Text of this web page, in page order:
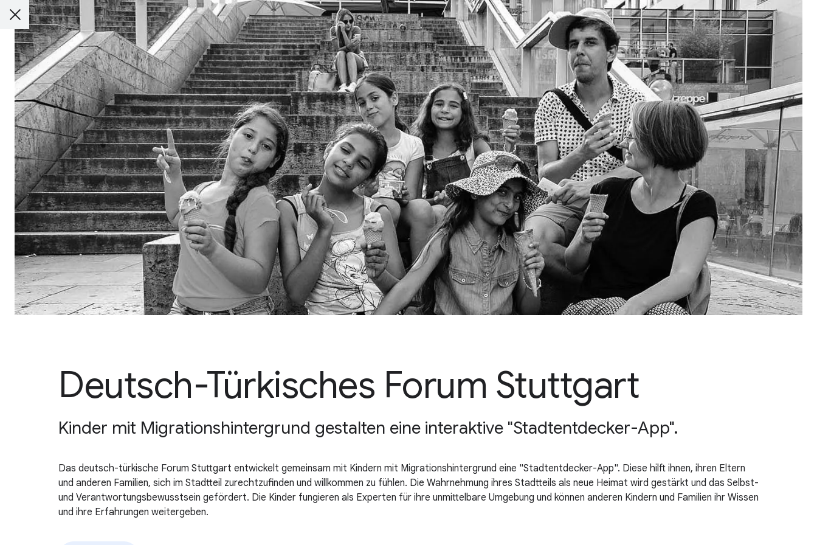
Deutsch-Türkisches Forum Stuttgart
Kinder mit Migrationshintergrund gestalten eine interaktive "Stadtentdecker-App".
Das deutsch-türkische Forum Stuttgart entwickelt gemeinsam mit Kindern mit Migrationshintergrund eine "Stadtentdecker-App". Diese hilft ihnen, ihren Eltern
und anderen Familien, sich im Stadtteil zurechtzufinden und willkommen zu fühlen. Die Wahrnehmung ihres Stadtteils als neue Heimat wird gestärkt und das Selbst-
und Verantwortungsbewusstsein gefördert. Die Kinder fungieren als Experten für ihre unmittelbare Umgebung und können anderen Kindern und Familien ihr Wissen
und ihre Erfahrungen weitergeben.